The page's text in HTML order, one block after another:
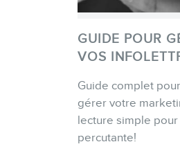
GUIDE POUR
VOS
Guide complet
gérer votre
lecture simple
percutante!